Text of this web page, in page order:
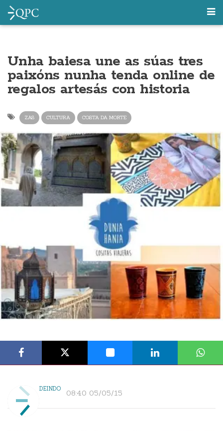
Unha baiesa une as súas tres
paixóns nunha tenda online de
regalos artesás con historia
ZAS CULTURA COSTA DA MORTE
DEINDO 08:40 05/05/15